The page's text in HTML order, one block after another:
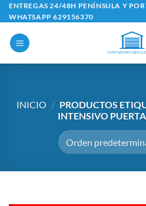
Saltar
al
contenido
ENTREGAS 24/48H PENÍNSULA Y
WHATSAPP 629156370
INICIO / PRODUCTOS
INTENSIVO